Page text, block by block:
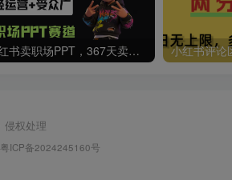
小红书卖职场PPT，367天卖了6位数，从0-1全流程讲解
侵权处理
粤ICP备2024245160号